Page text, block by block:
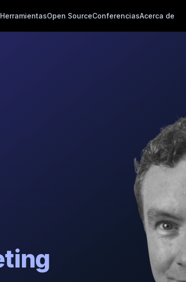
HerramientasOpen SourceConferenciasAcerca de